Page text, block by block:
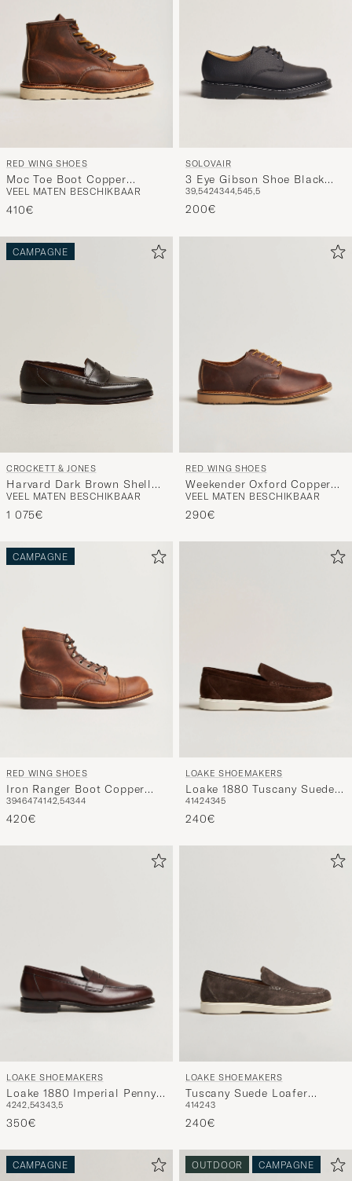
RED WING SHOES
Moc Toe Boot Copper
Rough/Though Leather
VEEL MATEN BESCHIKBAAR
410€
SOLOVAIR
3 Eye Gibson Shoe Black
Grain
39,5424344,545,5
200€
CAMPAGNE
CROCKETT & JONES
Harvard Dark Brown Shell
Cordovan
VEEL MATEN BESCHIKBAAR
1 075€
RED WING SHOES
Weekender Oxford Copper
Rough/Though Leather
VEEL MATEN BESCHIKBAAR
290€
CAMPAGNE
RED WING SHOES
Iron Ranger Boot Copper
Rough/Though Leather
3946474142,54344
420€
LOAKE SHOEMAKERS
Loake 1880 Tuscany Suede
Loafer Chocolate
41424345
240€
LOAKE SHOEMAKERS
Loake 1880 Imperial Penny
Loafer Dark Brown
4242,54343,5
350€
LOAKE SHOEMAKERS
Tuscany Suede Loafer
Anthracite
414243
240€
CAMPAGNE OUTDOOR CAMPAGNE